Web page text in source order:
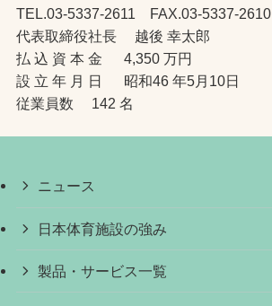
TEL.03-5337-2611 FAX.03-5337-2610
代表取締役社長 越後 幸太郎
払 込 資 本 金 4,350 万円
設 立 年 月 日 昭和46 年5月10日
従業員数 142 名
ニュース
日本体育施設の強み
製品・サービス一覧